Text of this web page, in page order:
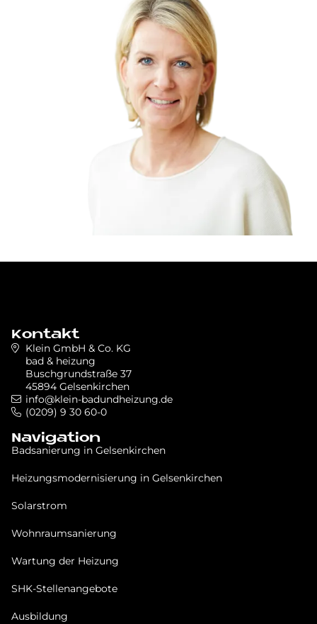
Kontakt
Klein GmbH & Co. KG
bad & heizung
Buschgrundstraße 37
45894 Gelsenkirchen
info@klein-badundheizung.de
(0209) 9 30 60-0
Navigation
Badsanierung in Gel­sen­kir­chen
Heizungsmodernisierung in Gel­sen­kir­chen
Solarstrom
Wohnraumsanierung
Wartung der Heizung
SHK-Stellenangebote
Ausbildung